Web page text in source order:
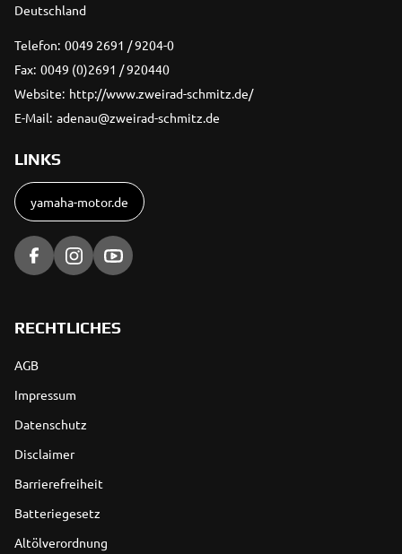
Deutschland
Telefon: 0049 2691 / 9204-0
Fax: 0049 (0)2691 / 920440
Website: http://www.zweirad-schmitz.de/
E-Mail: adenau@zweirad-schmitz.de
LINKS
yamaha-motor.de
RECHTLICHES
AGB
Impressum
Datenschutz
Disclaimer
Barrierefreiheit
Batteriegesetz
Altölverordnung